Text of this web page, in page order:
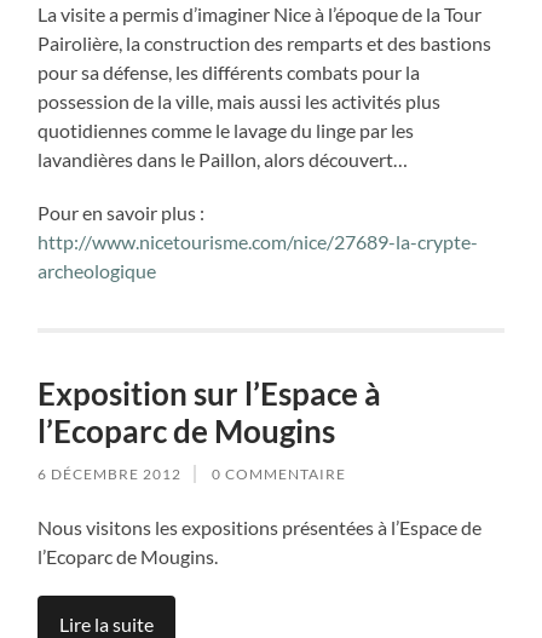
La visite a permis d’imaginer Nice à l’époque de la Tour
Pairolière, la construction des remparts et des bastions
pour sa défense, les différents combats pour la
possession de la ville, mais aussi les activités plus
quotidiennes comme le lavage du linge par les
lavandières dans le Paillon, alors découvert…
Pour en savoir plus :
http://www.nicetourisme.com/nice/27689-la-crypte-
archeologique
Exposition sur l’Espace à
l’Ecoparc de Mougins
6 DÉCEMBRE 2012 0 COMMENTAIRE
Nous visitons les expositions présentées à l’Espace de
l’Ecoparc de Mougins.
Lire la suite